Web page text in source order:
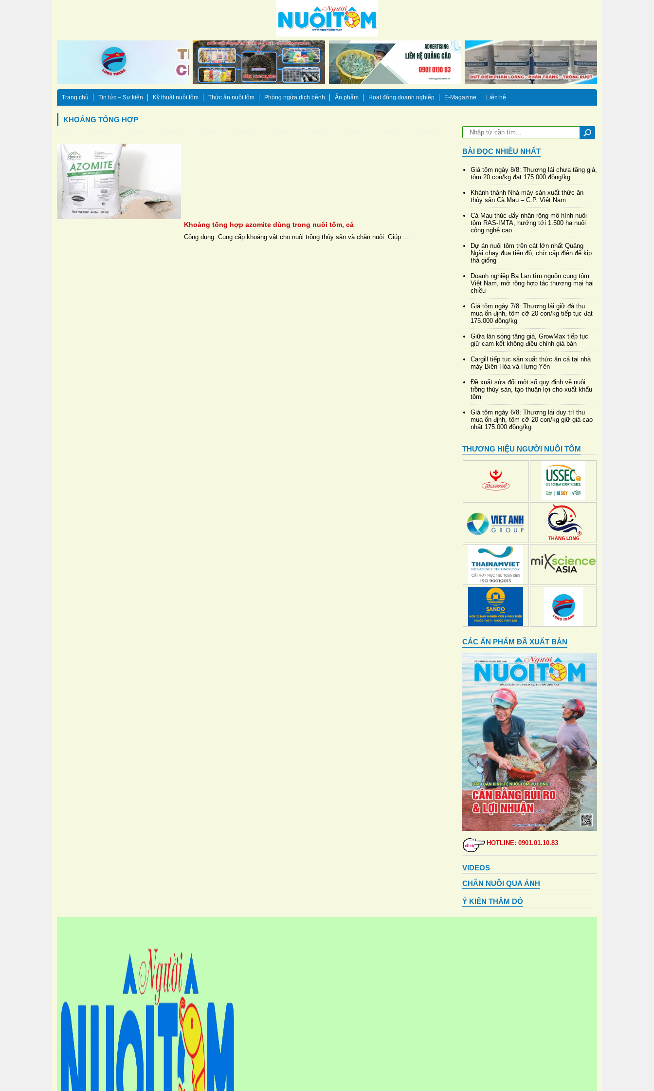
Trang chủ Tin tức – Sự kiện Kỹ thuật nuôi tôm Thức ăn nuôi tôm Phòng ngừa dịch bệnh Ấn phẩm Hoạt động doanh nghiệp E-Magazine Liên hệ
KHOÁNG TỔNG HỢP
Khoáng tổng hợp azomite dùng trong nuôi tôm, cá
Công dụng: Cung cấp khoáng vật cho nuôi trồng thủy sản và chăn nuôi Giúp ...
BÀI ĐỌC NHIỀU NHẤT
Giá tôm ngày 8/8: Thương lái chưa tăng giá,
tôm 20 con/kg đạt 175.000 đồng/kg
Khánh thành Nhà máy sản xuất thức ăn
thủy sản Cà Mau – C.P. Việt Nam
Cà Mau thúc đẩy nhân rộng mô hình nuôi
tôm RAS-IMTA, hướng tới 1.500 ha nuôi
công nghệ cao
Dự án nuôi tôm trên cát lớn nhất Quảng
Ngãi chạy đua tiến độ, chờ cấp điện để kịp
thả giống
Doanh nghiệp Ba Lan tìm nguồn cung tôm
Việt Nam, mở rộng hợp tác thương mại hai
chiều
Giá tôm ngày 7/8: Thương lái giữ đà thu
mua ổn định, tôm cỡ 20 con/kg tiếp tục đạt
175.000 đồng/kg
Giữa làn sóng tăng giá, GrowMax tiếp tục
giữ cam kết không điều chỉnh giá bán
Cargill tiếp tục sản xuất thức ăn cá tại nhà
máy Biên Hòa và Hưng Yên
Đề xuất sửa đổi một số quy định về nuôi
trồng thủy sản, tạo thuận lợi cho xuất khẩu
tôm
Giá tôm ngày 6/8: Thương lái duy trì thu
mua ổn định, tôm cỡ 20 con/kg giữ giá cao
nhất 175.000 đồng/kg
THƯƠNG HIỆU NGƯỜI NUÔI TÔM
CÁC ẤN PHẨM ĐÃ XUẤT BẢN
HOTLINE: 0901.01.10.83
VIDEOS
CHĂN NUÔI QUA ẢNH
Ý KIẾN THĂM DÒ